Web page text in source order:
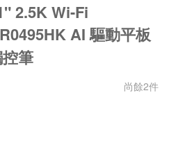
2.5K Wi-Fi
AI 驅動平板
筆
尚餘2件